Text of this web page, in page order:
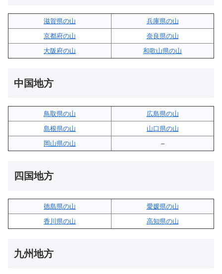
滋賀県の山
兵庫県の山
京都府の山
奈良県の山
大阪府の山
和歌山県の山
中国地方
鳥取県の山
広島県の山
島根県の山
山口県の山
岡山県の山
–
四国地方
徳島県の山
愛媛県の山
香川県の山
高知県の山
九州地方